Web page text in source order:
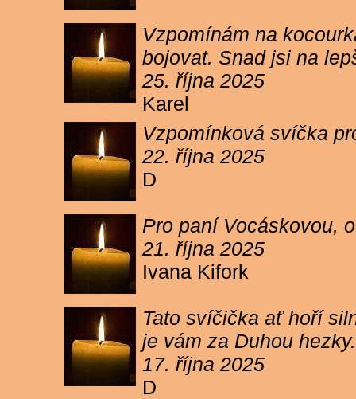
Vzpomínám na
bojovat. Snad jsi na
25. října 2025
Karel
Vzpomínková svíčka
22. října 2025
D
Pro paní Vocáskovou,
21. října 2025
Ivana Kifork
Tato svíčička ať hoří
je vám za Duhou
17. října 2025
D